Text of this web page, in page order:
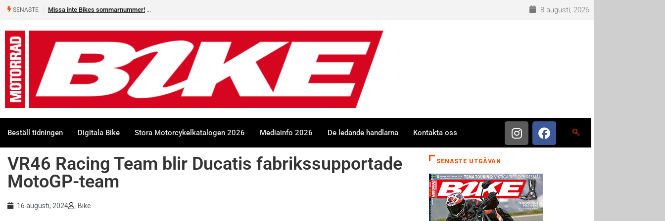
SENASTE Missa inte Bikes sommarnummer! 8 augusti, 2026
Beställ tidningen Digitala Bike Stora Motorcykelkatalogen 2026 Mediainfo 2026 De ledande handlarna Kontakta oss
VR46 Racing Team blir Ducatis fabrikssupportade
MotoGP-team
16 augusti, 2024 Bike
SENASTE UTGÅVAN